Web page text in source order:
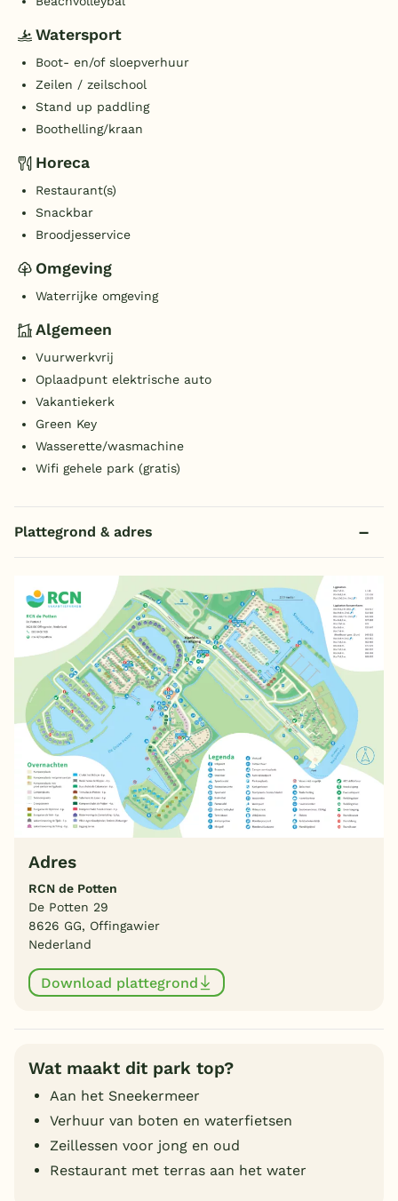
Watersport
Boot- en/of sloepverhuur
Zeilen / zeilschool
Stand up paddling
Boothelling/kraan
Horeca
Restaurant(s)
Snackbar
Broodjesservice
Omgeving
Waterrijke omgeving
Algemeen
Vuurwerkvrij
Oplaadpunt elektrische auto
Vakantiekerk
Green Key
Wasserette/wasmachine
Wifi gehele park (gratis)
Plattegrond & adres
Adres
RCN de Potten
De Potten 29
8626 GG, Offingawier
Nederland
Download plattegrond
Wat maakt dit park top?
Aan het Sneekermeer
Verhuur van boten en waterfietsen
Zeillessen voor jong en oud
Restaurant met terras aan het water